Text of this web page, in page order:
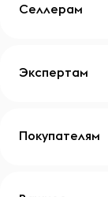
Селлерам
Экспертам
Покупателям